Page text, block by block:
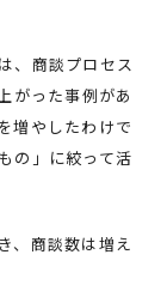
、商談プロセス
がった事例があ
増やしたわけで
の」に絞って活
、商談数は増え